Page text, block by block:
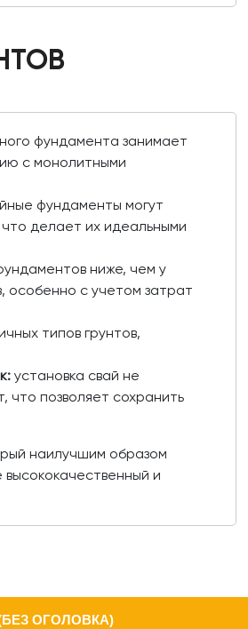
фундамента занимает
с монолитными
фундаменты могут
что делает их идеальными
ниже, чем у
особенно с учетом затрат
типов грунтов,
установка свай не
что позволяет сохранить
наилучшим образом
и
ОГОЛОВКА)